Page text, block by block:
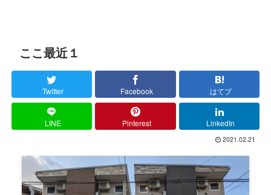
ここ最近１
Twitter Facebook はてブ
LINE Pinterest LinkedIn
2021.02.21